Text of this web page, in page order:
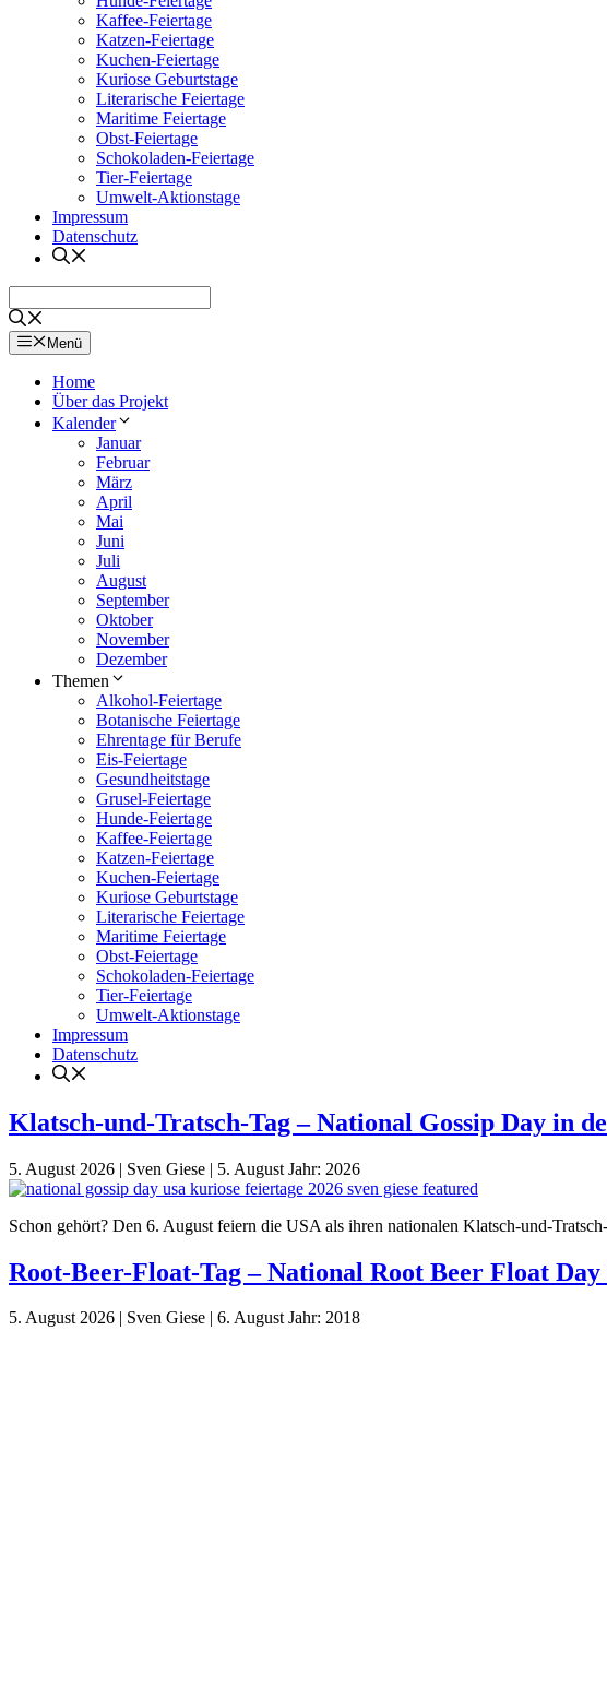
Kaffee-Feiertage
Katzen-Feiertage
Kuchen-Feiertage
Kuriose Geburtstage
Literarische Feiertage
Maritime Feiertage
Obst-Feiertage
Schokoladen-Feiertage
Tier-Feiertage
Umwelt-Aktionstage
Impressum
Datenschutz
Menü
Home
Über das Projekt
Kalender
Januar
Februar
März
April
Mai
Juni
Juli
August
September
Oktober
November
Dezember
Themen
Alkohol-Feiertage
Botanische Feiertage
Ehrentage für Berufe
Eis-Feiertage
Gesundheitstage
Grusel-Feiertage
Hunde-Feiertage
Kaffee-Feiertage
Katzen-Feiertage
Kuchen-Feiertage
Kuriose Geburtstage
Literarische Feiertage
Maritime Feiertage
Obst-Feiertage
Schokoladen-Feiertage
Tier-Feiertage
Umwelt-Aktionstage
Impressum
Datenschutz
Klatsch-und-Tratsch-Tag – National Gossip Day in
5. August 2026 | Sven Giese | 5. August Jahr: 2026
Schon gehört? Den 6. August feiern die USA als ihren nationalen Klatsch-und-
Root-Beer-Float-Tag – National Root Beer Float Day
5. August 2026 Sven Giese 6. AugustJahr: 2018